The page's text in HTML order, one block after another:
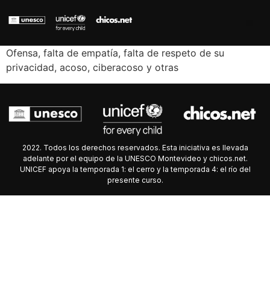
Ofensa, falta de empatía, falta de respeto de su
privacidad, acoso, ciberacoso y otras
2022. Todos los derechos reservados. Esta iniciativa es llevada
adelante por el equipo de la UNESCO Montevideo y chicos.net.
UNICEF apoya la temporada 1: el cerro y la temporada 4: el río del
presente curso.